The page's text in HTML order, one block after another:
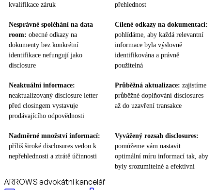
kvalifikace záruk
přehlednost
Nesprávné spoléhání na data
room: obecné odkazy na
dokumenty bez konkrétní
identifikace nefungují jako
disclosure
Cílené odkazy na dokumentaci:
pohlídáme, aby každá relevantní
informace byla výslovně
identifikována a právně
použitelná
Neaktuální informace:
neaktualizovaný disclosure letter
před closingem vystavuje
prodávajícího odpovědnosti
Průběžná aktualizace: zajistíme
průběžné doplňování disclosures
až do uzavření transakce
Nadměrné množství informací:
příliš široké disclosures vedou k
nepřehlednosti a ztrátě účinnosti
Vyvážený rozsah disclosures:
pomůžeme vám nastavit
optimální míru informací tak, aby
byly srozumitelné a efektivní
ARROWS advokátní kancelář